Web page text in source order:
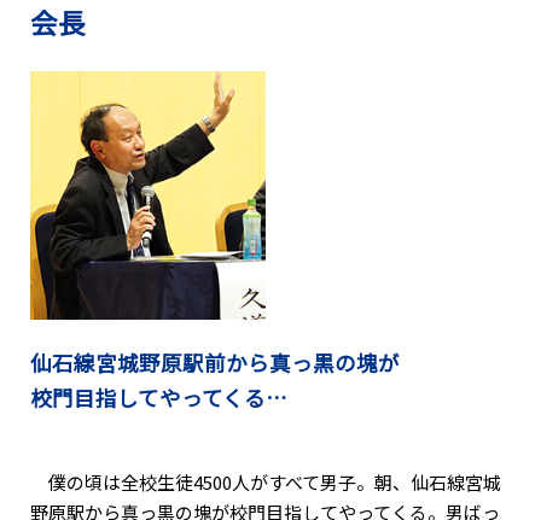
会長
仙石線宮城野原駅前から真っ黒の塊が
校門目指してやってくる…
僕の頃は全校生徒4500人がすべて男子。朝、仙石線宮城
野原駅から真っ黒の塊が校門目指してやってくる。男ばっ